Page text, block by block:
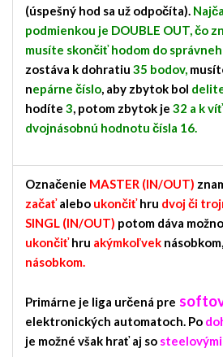
(úspešný hod sa už odpočíta).
podmienkou je DOUBLE OUT, čo
musíte skončiť hodom do
zostáva k dohratiu 35 bodov,
nepárne číslo, aby zbytok bol
hodíte 3, potom zbytok je 32 a k
dvojnásobnú hodnotu čísla 16.
Označenie MASTER (IN/OUT)
začaťalebo ukončiťhru dvoj či
SINGL (IN/OUT) potom dáva
ukončiťhru akýmkoľvek
násobkom.
Primárne je liga určená pre
elektronických automatoch. Po
je možné však hrať aj so steelovými